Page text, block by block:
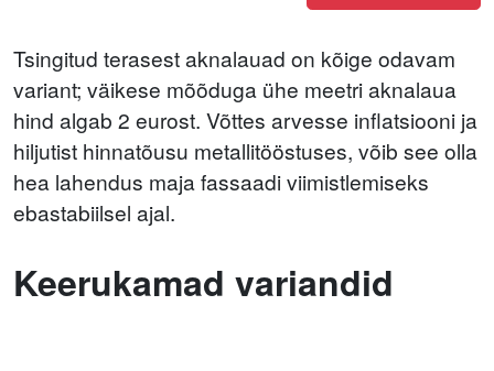
Tsingitud terasest aknalauad on kõige odavam
variant; väikese mõõduga ühe meetri aknalaua
hind algab 2 eurost. Võttes arvesse inflatsiooni ja
hiljutist hinnatõusu metallitööstuses, võib see olla
hea lahendus maja fassaadi viimistlemiseks
ebastabiilsel ajal.
Keerukamad variandid